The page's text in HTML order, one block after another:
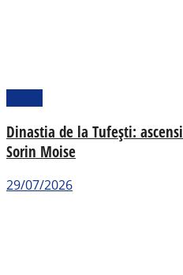
Dinastia de la Tufești:
Sorin Moise
29/07/2026